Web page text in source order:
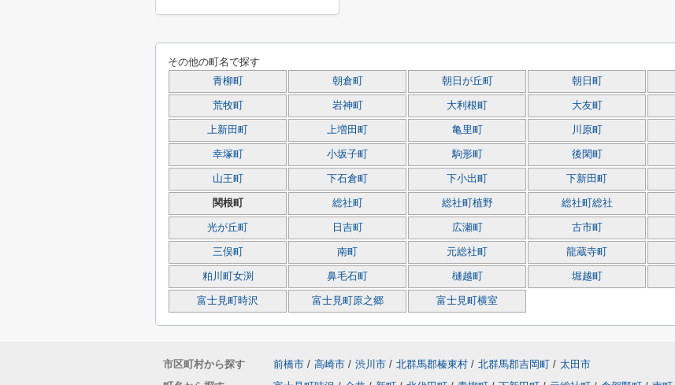
その他の町名で探す
青柳町 朝倉町 朝日が丘町 朝日町
荒牧町 岩神町 大利根町 大友町
上新田町 上増田町 亀里町 川原町
幸塚町 小坂子町 駒形町 後閑町
山王町 下石倉町 下小出町 下新田町
関根町 総社町 総社町植野 総社町総社
光が丘町 日吉町 広瀬町 古市町
三俣町 南町 元総社町 龍蔵寺町
粕川町女渕 鼻毛石町 樋越町 堀越町
富士見町時沢 富士見町原之郷 富士見町横室
市区町村から探す 前橋市 / 高崎市 / 渋川市 / 北群馬郡榛東村 / 北群馬郡吉岡町 / 太田市